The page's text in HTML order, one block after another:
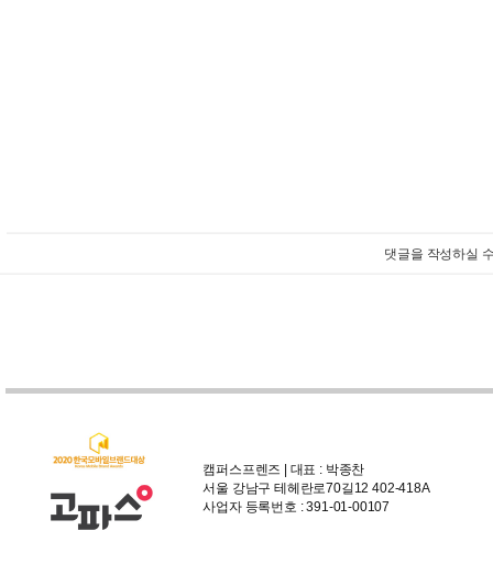
댓글을 작성하실
캠퍼스프렌즈 | 대표 : 박종찬
서울 강남구 테헤란로70길12 402-418A
사업자 등록번호 : 391-01-00107